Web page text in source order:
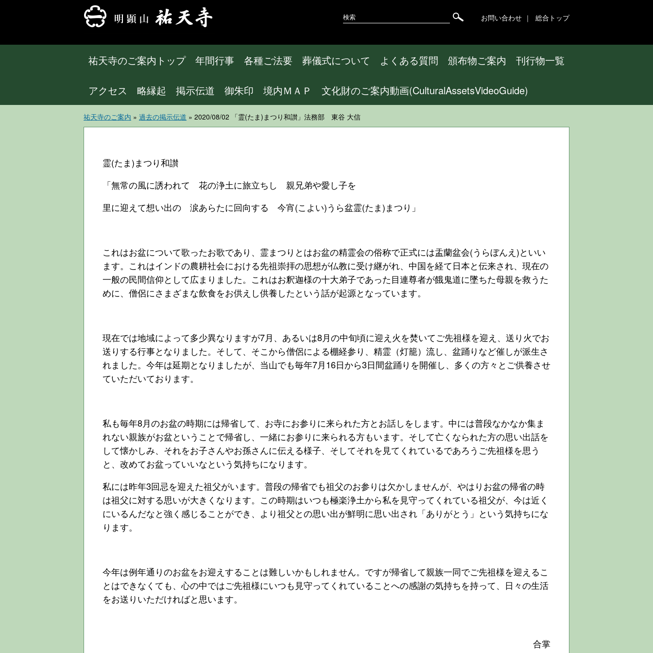
お問い合わせ 総合トップ
祐天寺のご案内トップ 年間行事 各種ご法要 葬儀式について よくある質問 頒布物ご案内 刊行物一覧
アクセス 略縁起 掲示伝道 御朱印 境内ＭＡＰ 文化財のご案内動画(CulturalAssetsVideoGuide)
祐天寺のご案内 » 過去の掲示伝道 » 2020/08/02 「霊(たま)まつり和讃」法務部 東谷 大信
霊(たま)まつり和讃
「無常の風に誘われて 花の浄土に旅立ちし 親兄弟や愛し子を
里に迎えて想い出の 涙あらたに回向する 今宵(こよい)うら盆霊(たま)まつり」
これはお盆について歌ったお歌であり、霊まつりとはお盆の精霊会の俗称で正式には盂蘭盆会(うらぼんえ)といい
ます。これはインドの農耕社会における先祖崇拝の思想が仏教に受け継がれ、中国を経て日本と伝来され、現在の
一般の民間信仰として広まりました。これはお釈迦様の十大弟子であった目連尊者が餓鬼道に墜ちた母親を救うた
めに、僧侶にさまざまな飲食をお供えし供養したという話が起源となっています。
現在では地域によって多少異なりますが7月、あるいは8月の中旬頃に迎え火を焚いてご先祖様を迎え、送り火でお
送りする行事となりました。そして、そこから僧侶による棚経参り、精霊（灯籠）流し、盆踊りなど催しが派生さ
れました。今年は延期となりましたが、当山でも毎年7月16日から3日間盆踊りを開催し、多くの方々とご供養させ
ていただいております。
私も毎年8月のお盆の時期には帰省して、お寺にお参りに来られた方とお話しをします。中には普段なかなか集ま
れない親族がお盆ということで帰省し、一緒にお参りに来られる方もいます。そして亡くなられた方の思い出話を
して懐かしみ、それをお子さんやお孫さんに伝える様子、そしてそれを見てくれているであろうご先祖様を思う
と、改めてお盆っていいなという気持ちになります。
私には昨年3回忌を迎えた祖父がいます。普段の帰省でも祖父のお参りは欠かしませんが、やはりお盆の帰省の時
は祖父に対する思いが大きくなります。この時期はいつも極楽浄土から私を見守ってくれている祖父が、今は近く
にいるんだなと強く感じることができ、より祖父との思い出が鮮明に思い出され「ありがとう」という気持ちにな
ります。
今年は例年通りのお盆をお迎えすることは難しいかもしれません。ですが帰省して親族一同でご先祖様を迎えるこ
とはできなくても、心の中ではご先祖様にいつも見守ってくれていることへの感謝の気持ちを持って、日々の生活
をお送りいただければと思います。
合掌